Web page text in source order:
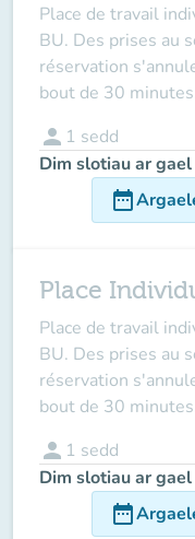
Place de travail
BU. Des prises au
réservation
bout de 30
person 1 sedd
Dim slotiau ar
date_range
Place
Place de travail
BU. Des prises au
réservation
bout de 30
person 1 sedd
Dim slotiau ar
date_range